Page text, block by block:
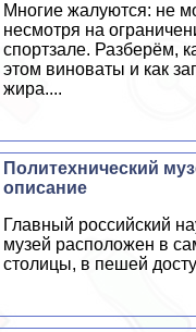
Многие жалуются: не
несмотря на
спортзале. Разберём,
этом виноваты и как
жира....
Политехнический
описание
Главный российский
музей расположен в
столицы, в пешей